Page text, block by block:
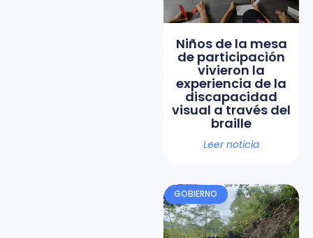
Niños de la mesa
de participación
vivieron la
experiencia de la
discapacidad
visual a través del
braille
Leer noticia
GOBIERNO